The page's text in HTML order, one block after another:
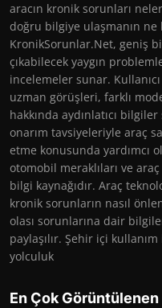
aracın kronik sorunları
doğru bilgiye ulaşmanın
KronikSorunlar.Net, geniş
çıkabilecek yaygın
incelemeler sunar.
uzman görüşleri, farklı
hakkında aydınlatıcı
onarım tavsiyeleriyle araç
etme konusunda yardımcı
otomobil meraklıları ve
bilgi kaynağıdır. Araç
kronik sorunların nasıl
olası sorunlarına dair
paylaşılır. Şehir içi
yolculuk
En Çok